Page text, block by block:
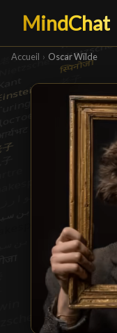
MindChat
Accueil › Oscar Wilde